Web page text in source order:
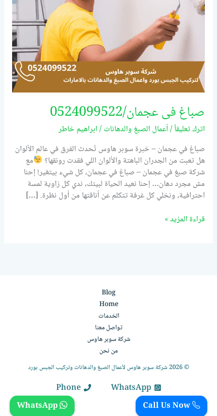
صباغ فى عجمان/0524099522
اترك تعليقاً/أعمال الصبغ والدهانات/ابراهيم خاطر
صباغ في عجمان – خبرة سوبر هاوس تُحدث الفرق في عالم الألوان
هل تعبت من الجدران الباهتة والألوان اللي فقدت رونقها؟
مع
شركة صبغ في عجمان – صباغ في عجمان، كل شيء بيتغير! إحنا
مش مجرد دهان… إحنا نعيد الحياة لبيتك، ندي كل زاوية لمسة
احترافية، ونخلي كل غرفة تتكلم عن أناقتها من أول نظرة. […]
قراءة المزيد »
Blog
Home
الخدمات
تواصل معنا
شركة سوبر هاوس
من نحن
© 2026 شركة سوبر هاوس لأعمال الصبغ والدهانات وتركيب الجبس بورد
WhatsApp
Phone